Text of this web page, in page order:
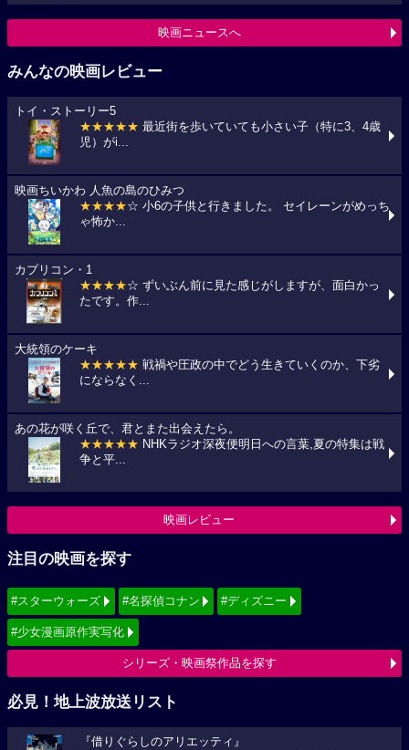
映画ニュースへ
みんなの映画レビュー
トイ・ストーリー5
★★★★★ 最近街を歩いていても小さい子（特に3、4歳
児）がi...
映画ちいかわ 人魚の島のひみつ
★★★★☆ 小6の子供と行きました。 セイレーンがめっち
ゃ怖か...
カプリコン・1
★★★★☆ ずいぶん前に見た感じがしますが、面白かっ
たです。作...
大統領のケーキ
★★★★★ 戦禍や圧政の中でどう生きていくのか、下劣
にならなく...
あの花が咲く丘で、君とまた出会えたら。
★★★★★ NHKラジオ深夜便明日への言葉,夏の特集は戦
争と平...
映画レビュー
注目の映画を探す
#スターウォーズ #名探偵コナン #ディズニー
#少女漫画原作実写化
シリーズ・映画祭作品を探す
必見！地上波放送リスト
『借りぐらしのアリエッティ』